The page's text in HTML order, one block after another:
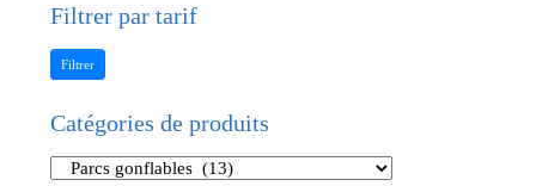
Filtrer par tarif
Filtrer
Catégories de produits